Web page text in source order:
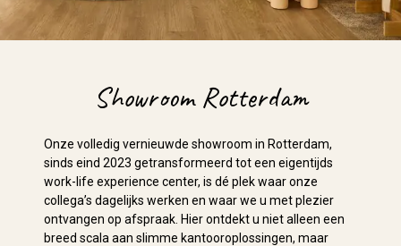
Showroom Rotterdam
Onze volledig vernieuwde showroom in Rotterdam,
sinds eind 2023 getransformeerd tot een eigentijds
work-life experience center, is dé plek waar onze
collega’s dagelijks werken en waar we u met plezier
ontvangen op afspraak. Hier ontdekt u niet alleen een
breed scala aan slimme kantooroplossingen, maar